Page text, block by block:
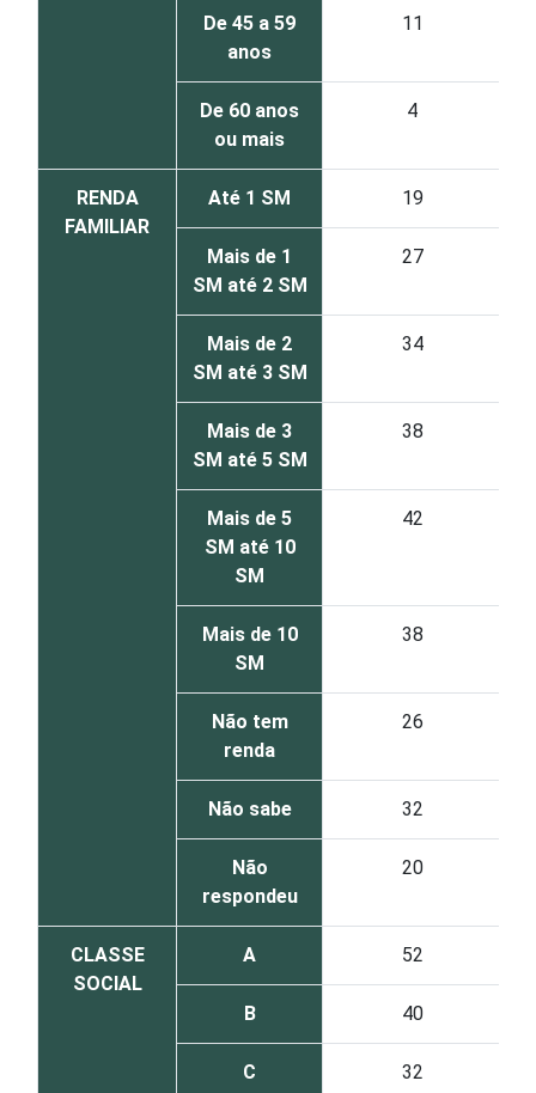
De 45 a 59
anos
11
De 60 anos
ou mais
4
RENDA
FAMILIAR
Até 1 SM 19
Mais de 1
SM até 2 SM
27
Mais de 2
SM até 3 SM
34
Mais de 3
SM até 5 SM
38
Mais de 5
SM até 10
SM
42
Mais de 10
SM
38
Não tem
renda
26
Não sabe 32
Não
respondeu
20
CLASSE
SOCIAL
A 52
B 40
C 32